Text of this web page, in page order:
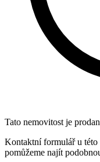
Tato nemovitost je
Kontaktní formulář u této
pomůžeme najít